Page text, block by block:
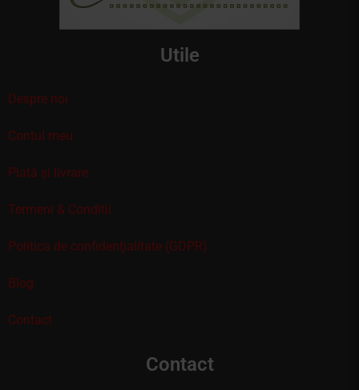
Utile
Despre noi
Contul meu
Plată și livrare
Termeni & Conditii
Politica de confidenţialitate (GDPR)
Blog
Contact
Contact